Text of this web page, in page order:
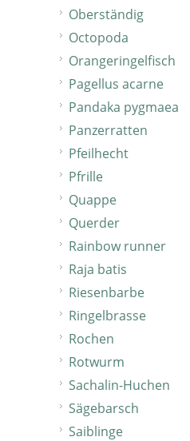
Oberständig
Octopoda
Orangeringelfisch
Pagellus acarne
Pandaka pygmaea
Panzerratten
Pfeilhecht
Pfrille
Quappe
Querder
Rainbow runner
Raja batis
Riesenbarbe
Ringelbrasse
Rochen
Rotwurm
Sachalin-Huchen
Sägebarsch
Saiblinge